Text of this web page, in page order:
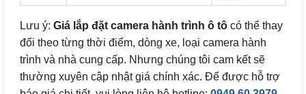
Lưu ý: Giá lắp đặt camera hành trình ô tô có thể thay
đổi theo từng thời điểm, dòng xe, loại camera hành
trình và nhà cung cấp. Nhưng chúng tôi cam kết sẽ
thường xuyên cập nhật giá chính xác. Để được hỗ trợ